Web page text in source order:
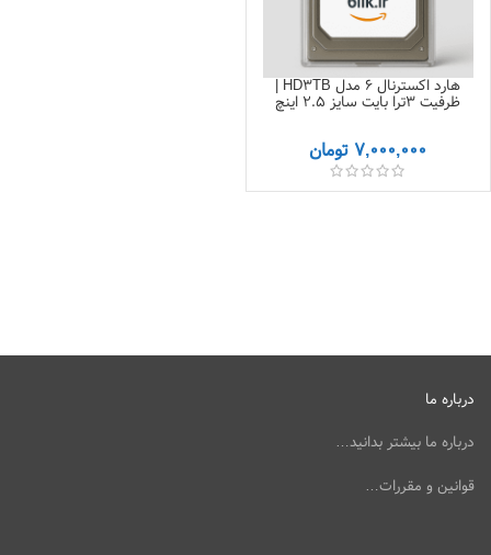
هارد اکسترنال 6 مدل HD3TB |
ظرفیت 3ترا بایت سایز ۲.۵ اینچ
7,000,000 تومان
درباره ما
درباره ما بیشتر بدانید…
قوانین و مقررات…